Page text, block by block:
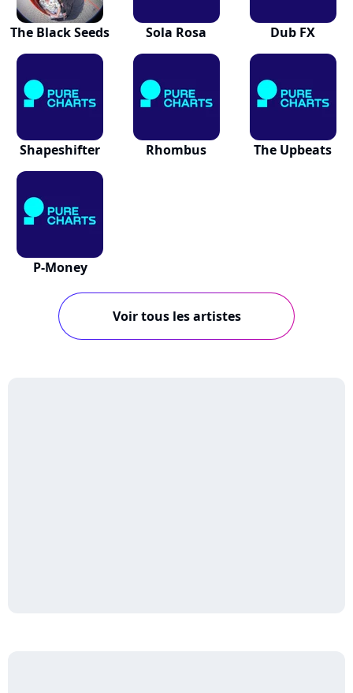
The Black Seeds Sola Rosa Dub FX
Shapeshifter Rhombus The Upbeats
P-Money
Voir tous les artistes